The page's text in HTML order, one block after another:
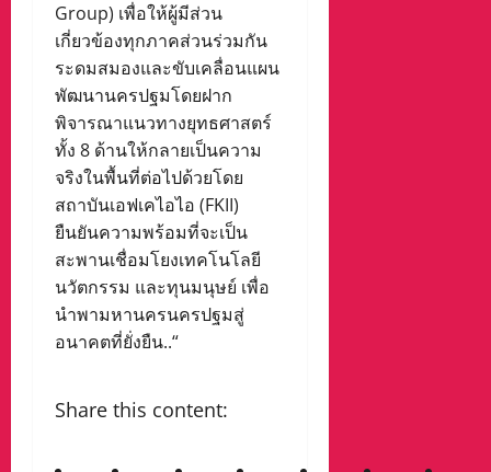
Group) เพื่อให้ผู้มีส่วน
เกี่ยวข้องทุกภาคส่วนร่วมกัน
ระดมสมองและขับเคลื่อนแผน
พัฒนานครปฐมโดยฝาก
พิจารณาแนวทางยุทธศาสตร์
ทั้ง 8 ด้านให้กลายเป็นความ
จริงในพื้นที่ต่อไปด้วยโดย
สถาบันเอฟเคไอไอ (FKII)
ยืนยันความพร้อมที่จะเป็น
สะพานเชื่อมโยงเทคโนโลยี
นวัตกรรม และทุนมนุษย์ เพื่อ
นำพามหานครนครปฐมสู่
อนาคตที่ยั่งยืน..“
Share this content: